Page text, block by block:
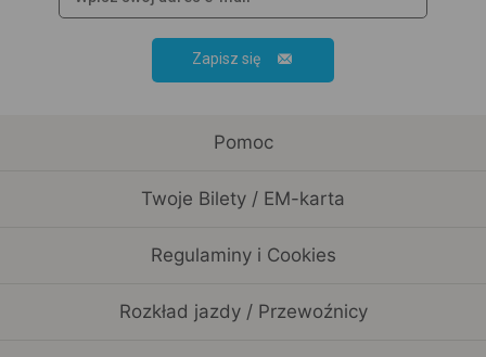
Zapisz się
Pomoc
Twoje Bilety / EM-karta
Regulaminy i Cookies
Rozkład jazdy / Przewoźnicy